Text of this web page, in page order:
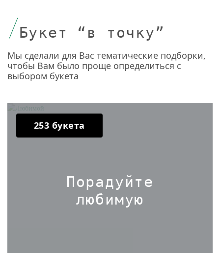
Букет “в точку”
Мы сделали для Вас тематические подборки,
чтобы Вам было проще определиться с
выбором букета
253 букета
Порадуйте
любимую